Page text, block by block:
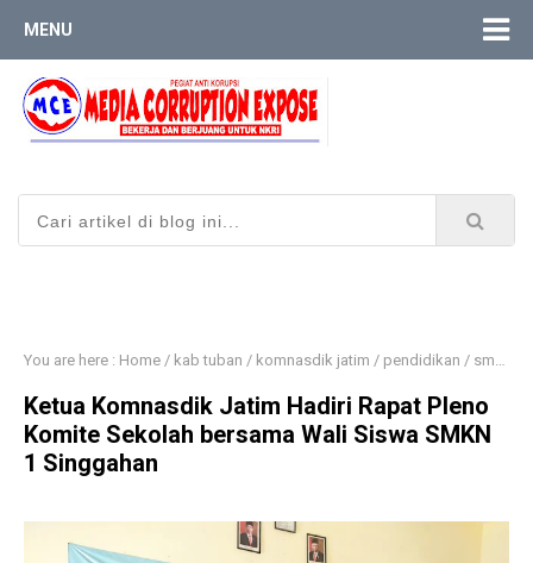
MENU
You are here : Home / kab tuban / komnasdik jatim / pendidikan / smkn 1 singgahan
Ketua Komnasdik Jatim Hadiri Rapat Pleno
Komite Sekolah bersama Wali Siswa SMKN
1 Singgahan